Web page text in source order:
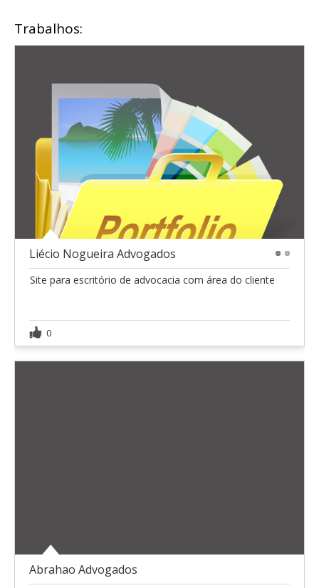
Trabalhos:
Liécio Nogueira Advogados
Site para escritório de advocacia com área do cliente
0
Abrahao Advogados